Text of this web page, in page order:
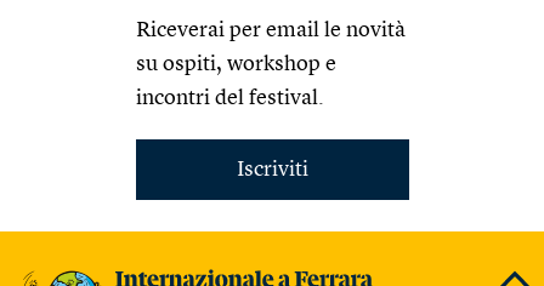
Riceverai per email le novità
su ospiti, workshop e
incontri del festival.
Iscriviti